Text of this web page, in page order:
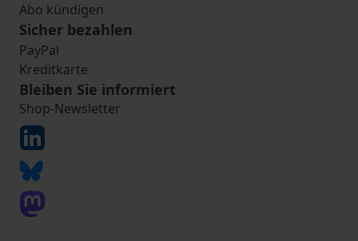
Abo kündigen
Sicher bezahlen
PayPal
Kreditkarte
Bleiben Sie informiert
Shop-Newsletter